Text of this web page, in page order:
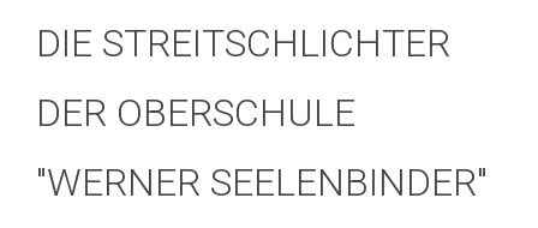
DIE STREITSCHLICHTER
DER OBERSCHULE
"WERNER SEELENBINDER"